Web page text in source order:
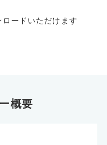
ードいただけます
概要